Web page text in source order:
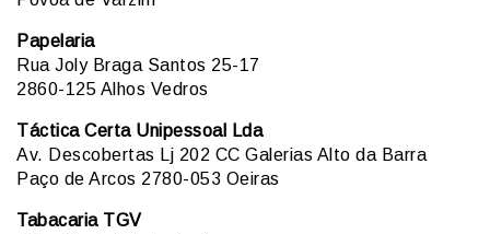
Papelaria
Rua Joly Braga Santos 25-17
2860-125 Alhos Vedros
Táctica Certa Unipessoal Lda
Av. Descobertas Lj 202 CC Galerias Alto da Barra
Paço de Arcos 2780-053 Oeiras
Tabacaria TGV